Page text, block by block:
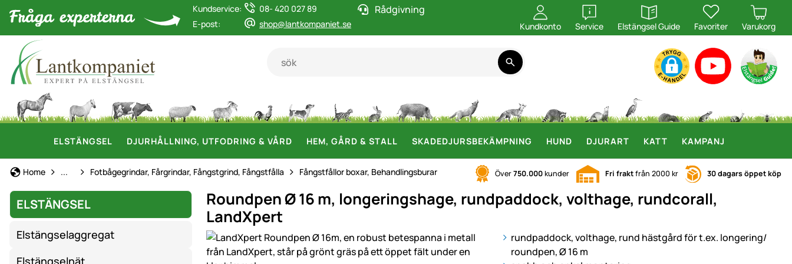
Kundservice:
08- 420 027 89
E-post:
shop@lantkompaniet.se
Rådgivning
Kundkonto Service
öppna
Elstängsel Guide
öppna
Favoriter Varukorg
ELSTÄNGSEL DJURHÅLLNING, UTFODRING & VÅRD HEM, GÅRD & STALL SKADEDJURSBEKÄMPNING HUND DJURART KATT KAMPANJ
Home Elstängsel
... Fotbågegrindar, Fårgrindar, Fångstgrind, Fångstfålla Fångstfållor boxar, Behandlingsburar Över750.000kunder Fri fraktfrån 2000 kr 30 dagars öppet köp
ELSTÄNGSEL
Elstängselaggregat
Elstängselnät
Roundpen Ø 16 m, longeringshage, rundpaddock, volthage, rundcorall,
LandXpert
Produktgaleri
rundpaddock, volthage, rund hästgård för t.ex. longering/
roundpen, Ø 16 m